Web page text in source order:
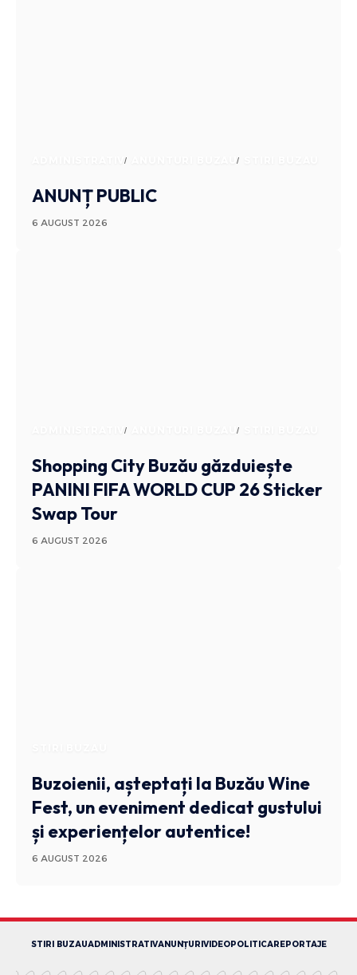
ADMINISTRATIV ANUNTURI BUZAU
ANUNȚ PUBLIC
6 AUGUST 2026
ADMINISTRATIV ANUNTURI BUZAU
Shopping City Buzău găzduiește
PANINI FIFA WORLD CUP 26 Sticker
Swap Tour
6 AUGUST 2026
Buzoienii, așteptați la Buzău Wine
Fest, un eveniment dedicat gustului
și experiențelor autentice!
6 AUGUST 2026
STIRI BUZAUADMINISTRATIVANUNȚURI VIDEOPOLITICAREPORTAJE